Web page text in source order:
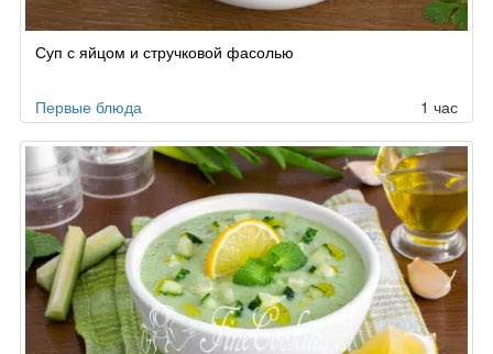
Суп с яйцом и стручковой фасолью
Первые блюда 1 час